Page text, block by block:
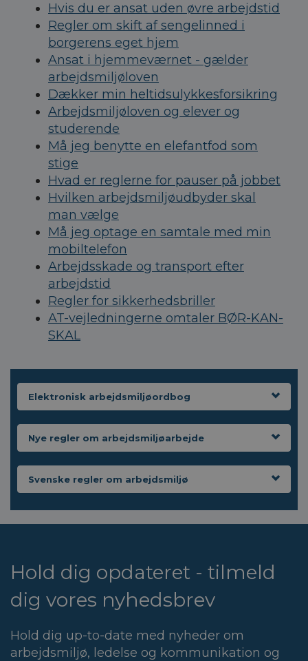
Hvis du er ansat uden øvre arbejdstid
Regler om skift af sengelinned i
borgerens eget hjem
Ansat i hjemmeværnet - gælder
arbejdsmiljøloven
Dækker min heltidsulykkesforsikring
Arbejdsmiljøloven og elever og
studerende
Må jeg benytte en elefantfod som
stige
Hvad er reglerne for pauser på jobbet
Hvilken arbejdsmiljøudbyder skal
man vælge
Må jeg optage en samtale med min
mobiltelefon
Arbejdsskade og transport efter
arbejdstid
Regler for sikkerhedsbriller
AT-vejledningerne omtaler BØR-KAN-
SKAL
Elektronisk arbejdsmiljøordbog
Nye regler om arbejdsmiljøarbejde
Svenske regler om arbejdsmiljø
Hold dig opdateret - tilmeld
dig vores nyhedsbrev
Hold dig up-to-date med nyheder om
arbejdsmiljø, ledelse og kommunikation og